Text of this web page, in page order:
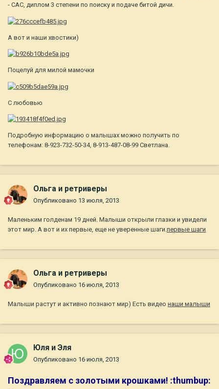
- CAC, диплом 3 степени по поиску и подаче битой дичи.
А вот и наши хвостики)
Поцелуй для милой мамочки
С любовью
Подробную информацию о малышах можно получить по
телефонам: 8-923-732-50-34, 8-913-487-08-99 Светлана.
Ольга и ретриверы
Опубликовано 13 июля, 2013
Маленьким голденам 19 дней. Малыши открыли глазки и увидели
этот мир. А вот и их первые, еще не уверенные шаги.первые шаги
Ольга и ретриверы
Опубликовано 16 июля, 2013
Малыши растут и активно познают мир) Есть видео наши малыши
Юля и Эля
Опубликовано 16 июля, 2013
Поздравляем с золотыми крошками! :thumbup: